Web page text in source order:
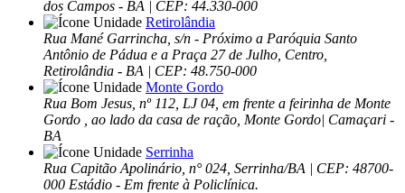
dos Campos - BA | CEP: 44.330-000
Retirolândia
Rua Mané Garrincha, s/n - Próximo a Paróquia Santo
Antônio de Pádua e a Praça 27 de Julho, Centro,
Retirolândia - BA | CEP: 48.750-000
Monte Gordo
Rua Bom Jesus, nº 112, LJ 04, em frente a feirinha de Monte
Gordo , ao lado da casa de ração, Monte Gordo| Camaçari -
BA
Serrinha
Rua Capitão Apolinário, n° 024, Serrinha/BA | CEP: 48700-
000 Estádio - Em frente à Policlínica.